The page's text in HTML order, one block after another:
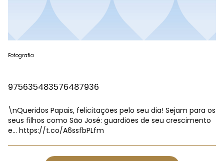
Fotografia
975635483576487936
\nQueridos Papais, felicitações pelo seu dia! Sejam para os
seus filhos como São José: guardiões de seu crescimento
e… https://t.co/A6ssfbPLfm